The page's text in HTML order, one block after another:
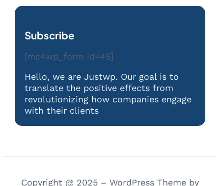
Subscribe
[mc4wp_form id=45]
Hello, we are Justwp. Our goal is to
translate the positive effects from
revolutionizing how companies engage
with their clients
Copyright @ 2025 – WordPress Theme by